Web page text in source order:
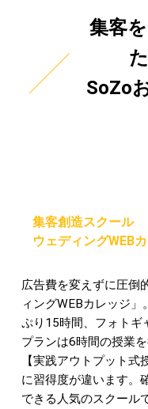
集客
SoZo
集客創造スクール
ウェディングWEB
広告費を変えずに圧倒
ィングWEBカレッジ
ぷり15時間、フォトギ
プランは6時間の授業を
【実践アウトプット
に習得度が違います。
できる人気のスクール